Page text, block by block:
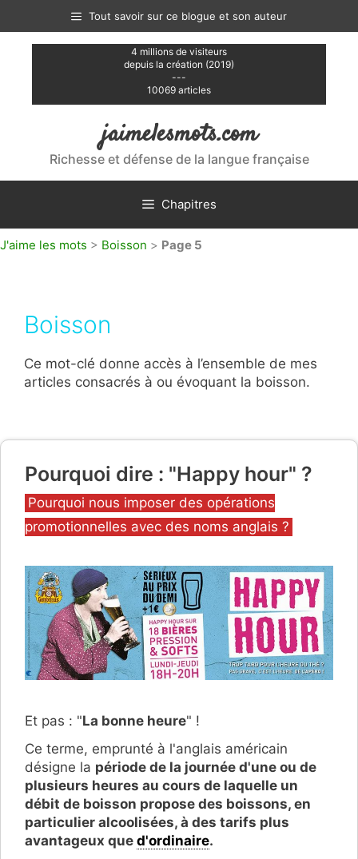
contenu
Tout savoir sur ce blogue et son auteur
4 millions de visiteurs
depuis la création (2019)
---
10069 articles
jaimelesmots.com
Richesse et défense de la langue française
Chapitres
J'aime les mots > Boisson > Page 5
Boisson
Ce mot-clé donne accès à l’ensemble de mes
articles consacrés à ou évoquant la boisson.
Pourquoi dire : "Happy hour" ?
Catégories
Pourquoi nous imposer des opérations
promotionnelles avec des noms anglais ?
Et pas : "La bonne heure" !
Ce terme, emprunté à l'anglais américain
désigne la période de la journée d'une ou de
plusieurs heures au cours de laquelle un
débit de boisson propose des boissons, en
particulier alcoolisées, à des tarifs plus
avantageux que d'ordinaire.